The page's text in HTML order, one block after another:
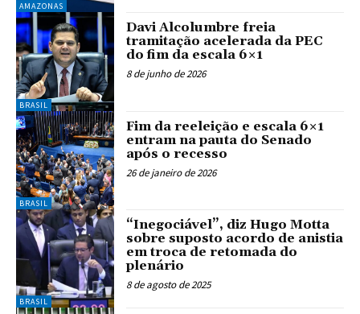
AMAZONAS
BRASIL
Davi Alcolumbre freia
tramitação acelerada da PEC
do fim da escala 6×1
8 de junho de 2026
BRASIL
Fim da reeleição e escala 6×1
entram na pauta do Senado
após o recesso
26 de janeiro de 2026
BRASIL
“Inegociável”, diz Hugo Motta
sobre suposto acordo de anistia
em troca de retomada do
plenário
8 de agosto de 2025